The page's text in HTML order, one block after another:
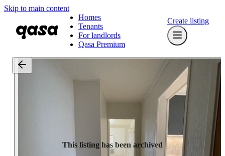
Skip to main content
Homes
Tenants
For landlords
Qasa Premium
Create listing
This listing has been archived